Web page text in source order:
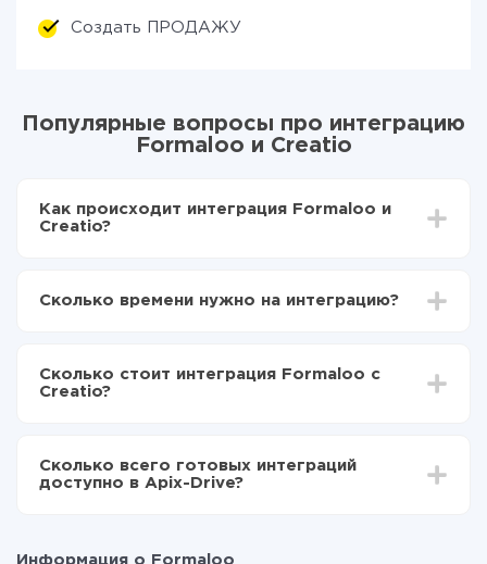
Создать ПРОДАЖУ
Популярные вопросы про интеграцию
Formaloo и Creatio
Как происходит интеграция Formaloo и
Creatio?
Выбираете какие данные передавать из Formaloo
Теперь данные будут автоматически
передаваться из Formaloo в Creatio
Сколько времени нужно на интеграцию?
отличаться и составлять от 5-ти до 30-минут. В
среднем настройка занимает 10-15 минут.
Сколько стоит интеграция Formaloo с
Creatio?
функционал. Вы оплачиваете только количество
данных, которые по факту передаются из одной
Сколько всего готовых интеграций
доступно в Apix-Drive?
Информация о Formaloo